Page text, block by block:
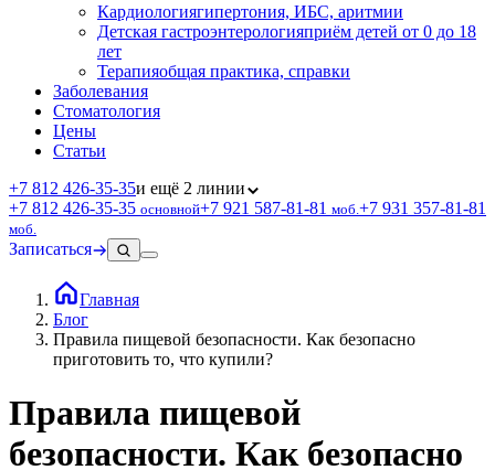
Кардиологиягипертония, ИБС, аритмии
Детская гастроэнтерологияприём детей от 0 до 18
лет
Терапияобщая практика, справки
Заболевания
Стоматология
Цены
Статьи
+7 812 426‑35‑35и ещё 2 линии
+7 812 426‑35‑35 основной+7 921 587‑81‑81 моб. +7 931 357‑81‑81
моб.
Записаться
Главная
Блог
Правила пищевой безопасности. Как безопасно
приготовить то, что купили?
Правила пищевой
безопасности. Как безопасно